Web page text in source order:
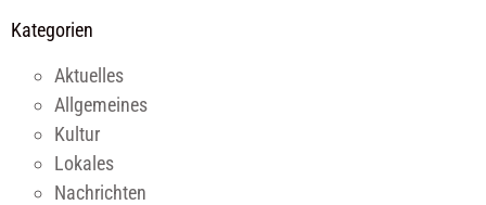
Kategorien
Aktuelles
Allgemeines
Kultur
Lokales
Nachrichten